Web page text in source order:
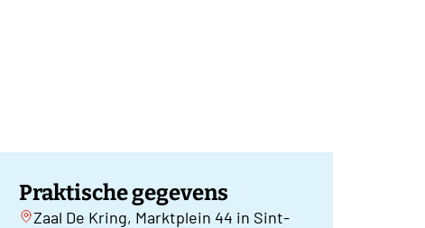
Praktische gegevens
Zaal De Kring, Marktplein 44 in Sint-